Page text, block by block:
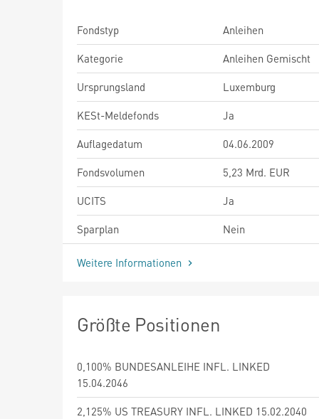
Fondstyp
Anleihen
Kategorie
Anleihen Gemischt
Ursprungsland
Luxemburg
KESt-Meldefonds
Ja
Auflagedatum
04.06.2009
Fondsvolumen
5,23 Mrd. EUR
UCITS
Ja
Sparplan
Nein
Weitere Informationen
Größte Positionen
0,100% BUNDESANLEIHE INFL. LINKED
15.04.2046
2,125% US TREASURY INFL. LINKED 15.02.2040